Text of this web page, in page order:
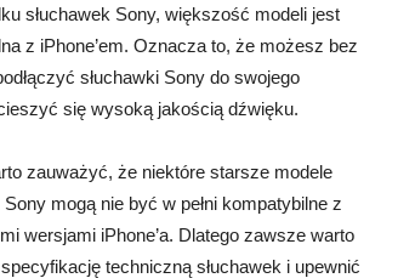
słuchawek Sony, większość modeli jest
z iPhone’em. Oznacza to, że możesz bez
słuchawki Sony do swojego
się wysoką jakością dźwięku.
zauważyć, że niektóre starsze modele
Sony mogą nie być w pełni kompatybilne z
wersjami iPhone’a. Dlatego zawsze warto
techniczną słuchawek i upewnić